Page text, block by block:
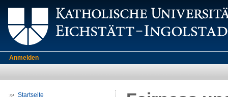
Anmelden
Startseite